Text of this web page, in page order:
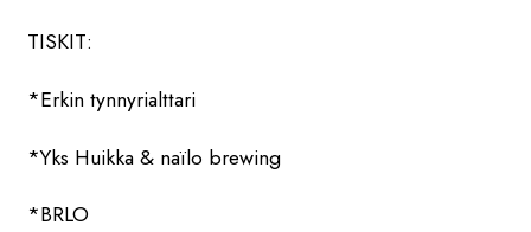
TISKIT:
*Erkin tynnyrialttari
*Yks Huikka & naïlo brewing
*BRLO